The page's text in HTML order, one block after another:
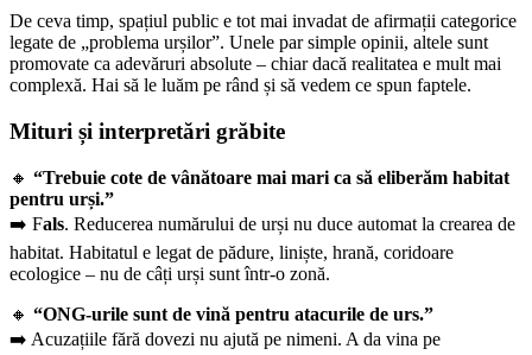
De ceva timp, spațiul public e tot mai invadat de afirmații categorice
legate de „problema urșilor”. Unele par simple opinii, altele sunt
promovate ca adevăruri absolute – chiar dacă realitatea e mult mai
complexă. Hai să le luăm pe rând și să vedem ce spun faptele.
Mituri și interpretări grăbite
🔸 “Trebuie cote de vânătoare mai mari ca să eliberăm habitat
pentru urși.”
➡️ Fals. Reducerea numărului de urși nu duce automat la crearea de
habitat. Habitatul e legat de pădure, liniște, hrană, coridoare
ecologice – nu de câți urși sunt într-o zonă.
🔸 “ONG-urile sunt de vină pentru atacurile de urs.”
➡️ Acuzațiile fără dovezi nu ajută pe nimeni. A da vina pe